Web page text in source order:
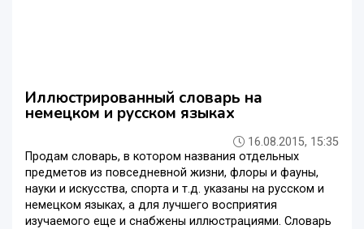
Иллюстрированный словарь на
немецком и русском языках
16.08.2015, 15:35
Продам словарь, в котором названия отдельных
предметов из повседневной жизни, флоры и фауны,
науки и искусства, спорта и т.д. указаны на русском и
немецком языках, а для лучшего восприятия
изучаемого еще и снабжены иллюстрациями. Словарь